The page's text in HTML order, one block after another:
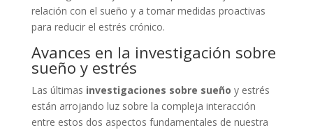
relación con el sueño y a tomar medidas proactivas
para reducir el estrés crónico.
Avances en la investigación sobre
sueño y estrés
Las últimas investigaciones sobre sueño y estrés
están arrojando luz sobre la compleja interacción
entre estos dos aspectos fundamentales de nuestra